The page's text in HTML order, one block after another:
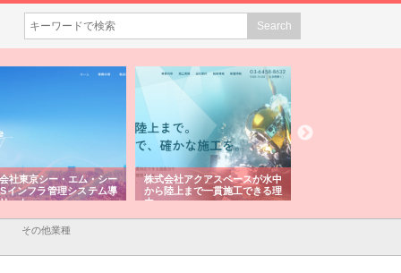
エム・シー
システム導
株式会社アクアスペースが水中
から陸上まで一貫施工できる理
由
株式会社地盤調査事務所が選ば
れ続ける理由と建設コンサルの
強み
その他業種